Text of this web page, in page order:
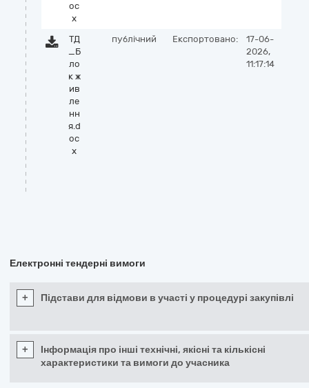
oc
x
ТД
_Б
ло
к ж
ив
ле
нн
я.d
oc
x
публічний Експортовано:
17-06-
2026,
11:17:14
Електронні тендерні вимоги
+ Підстави для відмови в участі у процедурі закупівлі
+
Інформація про інші технічні, якісні та кількісні
характеристики та вимоги до учасника